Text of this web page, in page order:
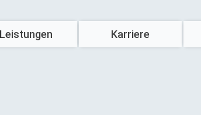
Leistungen Karriere